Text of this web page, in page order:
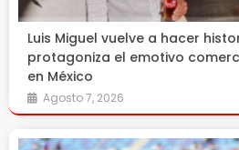
Luis Miguel vuelve a hacer
protagoniza el emotivo
en México
Agosto 7, 2026